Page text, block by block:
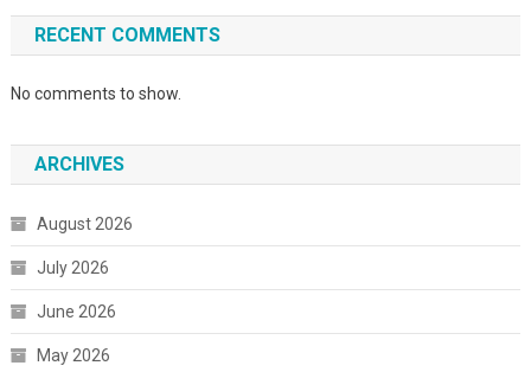
RECENT COMMENTS
No comments to show.
ARCHIVES
August 2026
July 2026
June 2026
May 2026